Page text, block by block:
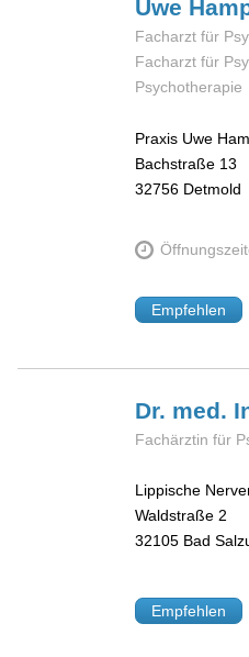
Uwe
Facharzt für
Facharzt für
Psychotherapie
Praxis Uwe
Bachstraße 13
32756 Detmold
Empfehlen
Dr. med.
Fachärztin für
Lippische
Waldstraße 2
32105 Bad
Empfehlen